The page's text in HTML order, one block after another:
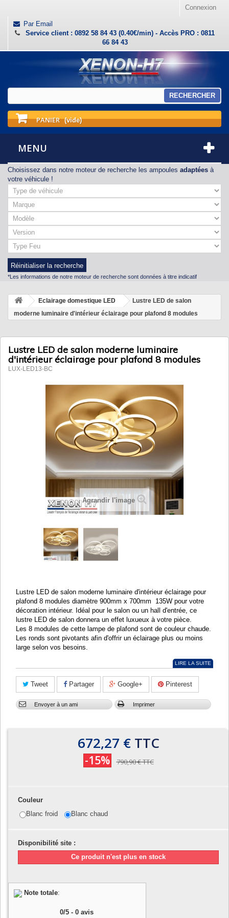
Connexion
Par Email
Service client : 0892 58 84 43 (0.40€/min) - Accès PRO : 0811
66 84 43
RECHERCHER
PANIER (vide)
MENU
Choisissez dans notre moteur de recherche les ampoules adaptées à
votre véhicule !
Réinitialiser la recherche
*Les informations de notre moteur de recherche sont données à titre indicatif
Eclairage domestique LED
Lustre LED de salon
moderne luminaire d'intérieur éclairage pour plafond 8 modules
Lustre LED de salon moderne luminaire
d'intérieur éclairage pour plafond 8 modules
LUX-LED13-BC
Agrandir l'image
Lustre LED de salon moderne luminaire d'intérieur éclairage pour
plafond 8 modules diamètre 900mm x 700mm 135W pour votre
décoration intérieur. Idéal pour le salon ou un hall d'entrée, ce
lustre LED de salon donnera un effet luxueux à votre pièce.
Les 8 modules de cette lampe de plafond sont de couleur chaude.
Les ronds sont pivotants afin d'offrir un éclairage plus ou moins
large selon vos besoins.
LIRE LA SUITE
Tweet Partager Google+ Pinterest
Envoyer à un ami Imprimer
672,27 €TTC
-15% 790,90 €TTC
Couleur
Blanc froid
Blanc chaud
Disponibilité site :
Ce produit n'est plus en stock
Note totale:
0/5 - 0 avis